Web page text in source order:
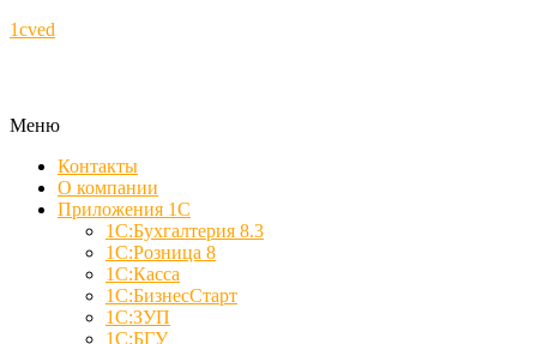
1cved
Меню
Контакты
О компании
Приложения 1С
1С:Бухгалтерия 8.3
1С:Розница 8
1С:Касса
1С:БизнесСтарт
1С:ЗУП
1С:БГУ